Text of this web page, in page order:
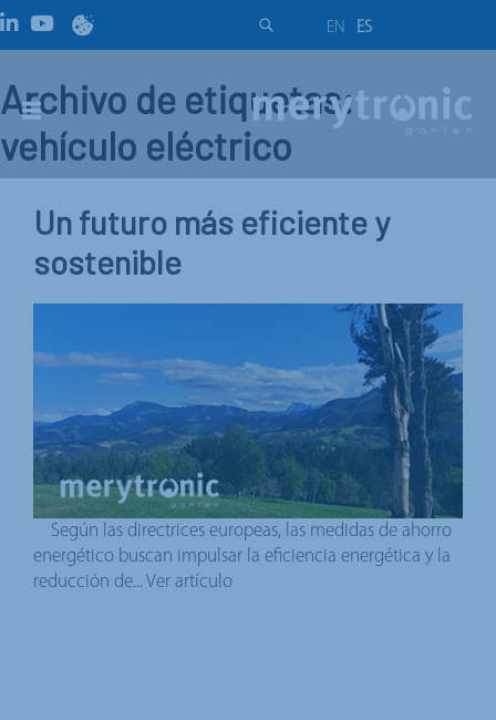
EN ES
Archivo de etiquetas:
vehículo eléctrico
Un futuro más eficiente y
sostenible
Según las directrices europeas, las medidas de ahorro
energético buscan impulsar la eficiencia energética y la
reducción de... Ver artículo